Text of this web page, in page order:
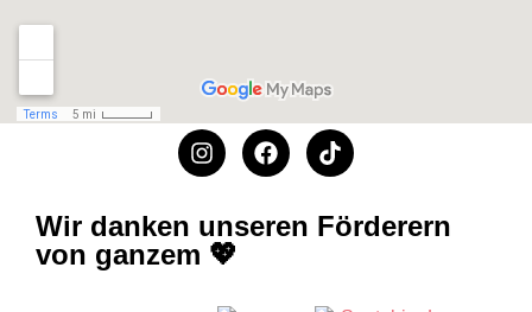
Wir danken unseren Förderern
von ganzem 💖